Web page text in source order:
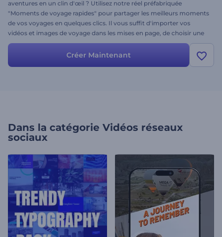
aventures en un clin d'œil ? Utilisez notre réel préfabriquée
"Moments de voyage rapides" pour partager les meilleurs moments
de vos voyages en quelques clics. Il vous suffit d'importer vos
vidéos et images de voyage dans les mises en page, de choisir une
musique de fond entraînante et de regarder les transitions
dynamiques donner vie à vos souvenirs. Créez dès maintenant et
laissez le monde voir vos moments de voyage inoubliables !
Créer Maintenant
Dans la catégorie Vidéos réseaux
sociaux